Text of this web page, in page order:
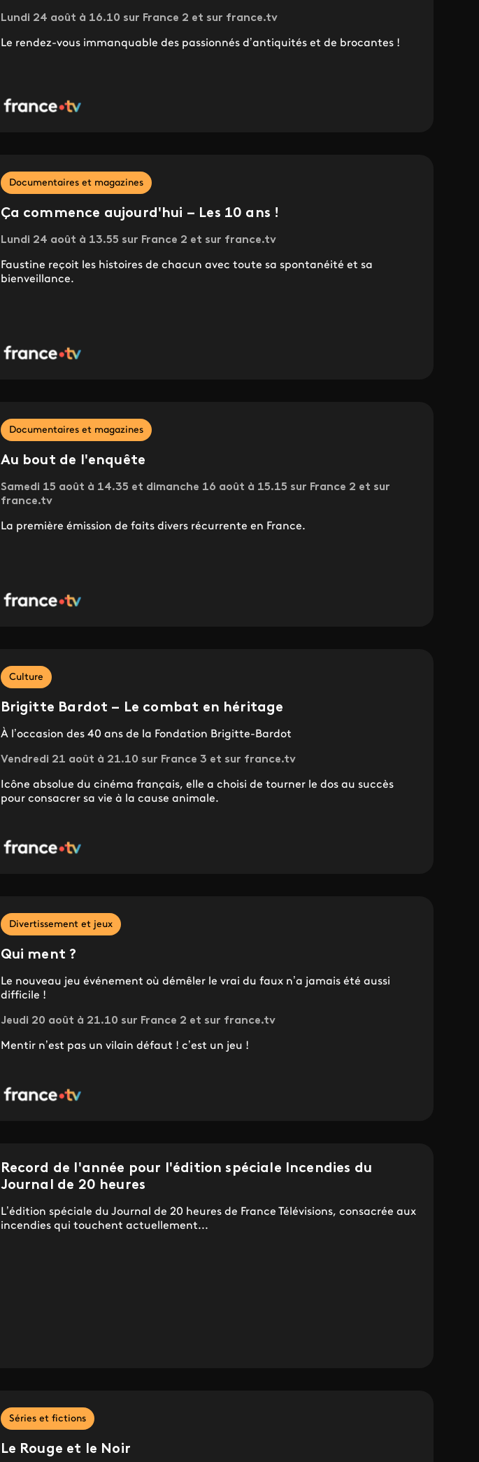
Lundi 24 août à 16.10 sur France 2 et sur france.tv
Le rendez-vous immanquable des passionnés d’antiquités et de brocantes !
Documentaires et magazines
Ça commence aujourd'hui – Les 10 ans !
Lundi 24 août à 13.55 sur France 2 et sur france.tv
Faustine reçoit les histoires de chacun avec toute sa spontanéité et sa
bienveillance.
Documentaires et magazines
Au bout de l'enquête
Samedi 15 août à 14.35 et dimanche 16 août à 15.15 sur France 2 et sur
france.tv
La première émission de faits divers récurrente en France.
Culture
Brigitte Bardot – Le combat en héritage
À l’occasion des 40 ans de la Fondation Brigitte-Bardot
Vendredi 21 août à 21.10 sur France 3 et sur france.tv
Icône absolue du cinéma français, elle a choisi de tourner le dos au succès
pour consacrer sa vie à la cause animale.
Divertissement et jeux
Qui ment ?
Le nouveau jeu événement où démêler le vrai du faux n’a jamais été aussi
difficile !
Jeudi 20 août à 21.10 sur France 2 et sur france.tv
Mentir n’est pas un vilain défaut ! c’est un jeu !
Record de l'année pour l'édition spéciale Incendies du
Journal de 20 heures
L’édition spéciale du Journal de 20 heures de France Télévisions, consacrée aux
incendies qui touchent actuellement...
Séries et fictions
Le Rouge et le Noir